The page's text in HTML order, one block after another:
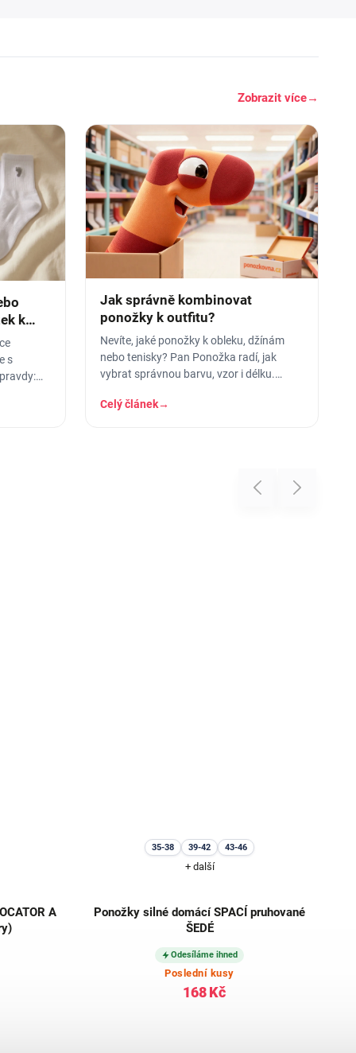
Zobrazit více→
k
s
Jak správně kombinovat
ponožky k outfitu?
Nevíte, jaké ponožky k obleku, džínám
nebo tenisky? Pan Ponožka radí, jak
vybrat správnou barvu, vzor i délku.
Celý článek→
Previous
A
35-38 39-42 43-46
+ další
Ponožky silné domácí SPACÍ pruhované
ŠEDÉ
Odesíláme ihned
Poslední kusy
168 Kč
Next